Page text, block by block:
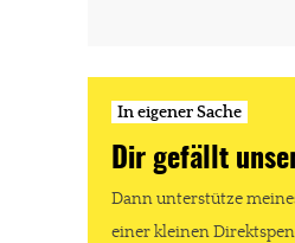
In eigener Sache
Dir gefällt
Dann unterstütze
einer kleinen